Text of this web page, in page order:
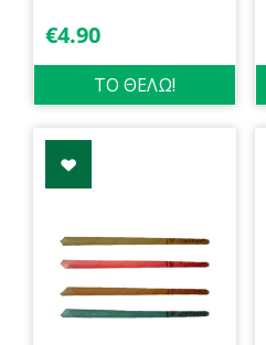
€4.90
ΤΟ ΘΕΛΩ!